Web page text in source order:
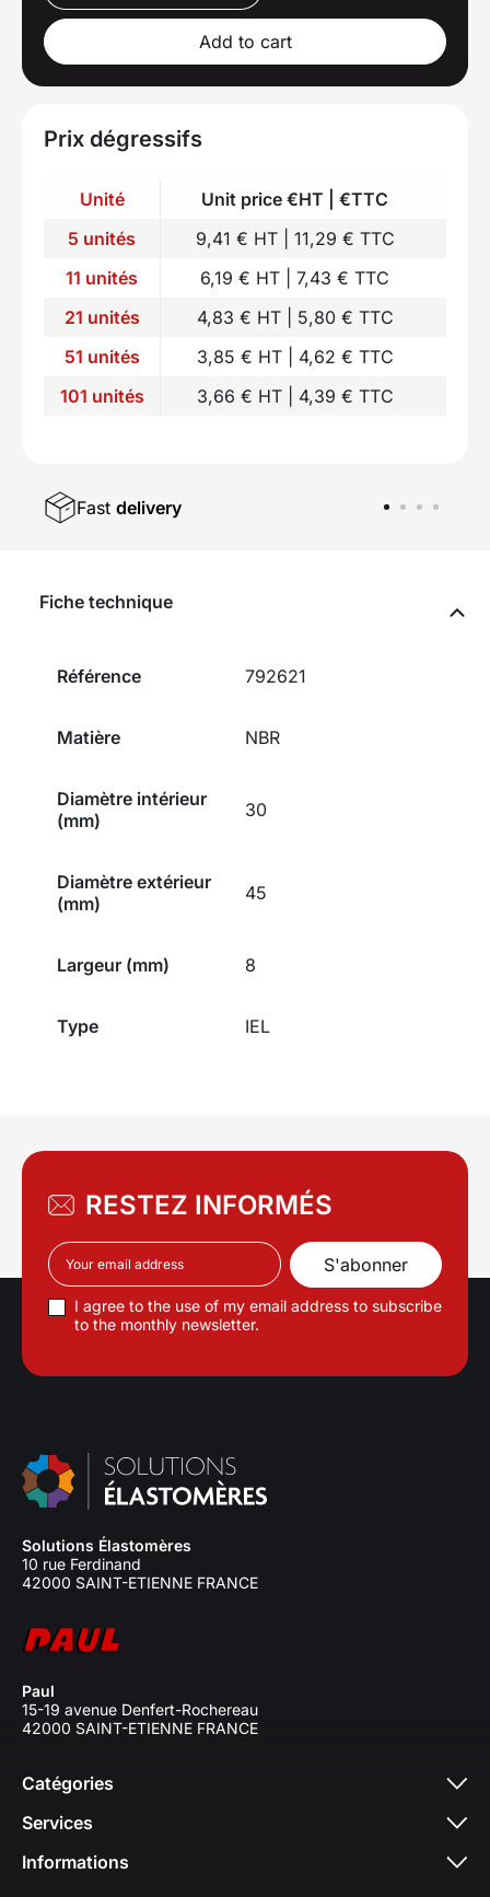
Add to cart
Prix dégressifs
Unité
Unit price €HT | €TTC
5 unités
9,41 € HT | 11,29 € TTC
11 unités
6,19 € HT | 7,43 € TTC
21 unités
4,83 € HT | 5,80 € TTC
51 unités
3,85 € HT | 4,62 € TTC
101 unités
3,66 € HT | 4,39 € TTC
Fast delivery
Fiche technique
Référence 792621
Matière NBR
Diamètre intérieur
(mm)
30
Diamètre extérieur
(mm)
45
Largeur (mm) 8
Type IEL
RESTEZ INFORMÉS
I agree to the use of my email address to subscribe
to the monthly newsletter.
Solutions Élastomères
10 rue Ferdinand
42000 SAINT-ETIENNE FRANCE
Paul
15-19 avenue Denfert-Rochereau
42000 SAINT-ETIENNE FRANCE
Catégories
Services
Informations